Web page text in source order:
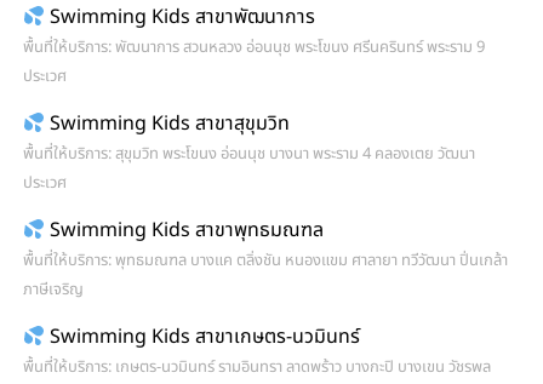
Swimming Kids สาขาพัฒนาการ
พื้นที่ให้บริการ: พัฒนาการ สวนหลวง อ่อนนุช พระโขนง ศรีนครินทร์ พระราม 9
ประเวศ
Swimming Kids สาขาสุขุมวิท
พื้นที่ให้บริการ: สุขุมวิท พระโขนง อ่อนนุช บางนา พระราม 4 คลองเตย วัฒนา
ประเวศ
Swimming Kids สาขาพุทธมณฑล
พื้นที่ให้บริการ: พุทธมณฑล บางแค ตลิ่งชัน หนองแขม ศาลายา ทวีวัฒนา ปิ่นเกล้า
ภาษีเจริญ
Swimming Kids สาขาเกษตร-นวมินทร์
พื้นที่ให้บริการ: เกษตร-นวมินทร์ รามอินทรา ลาดพร้าว บางกะปิ บางเขน วัชรพล